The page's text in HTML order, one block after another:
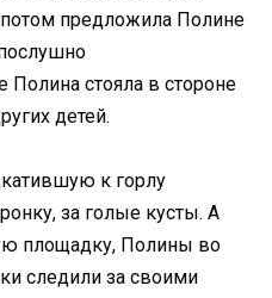
предложила Полине
Полина стояла в стороне
детей.
к горлу
за голые кусты. А
площадку, Полины во
следили за своими